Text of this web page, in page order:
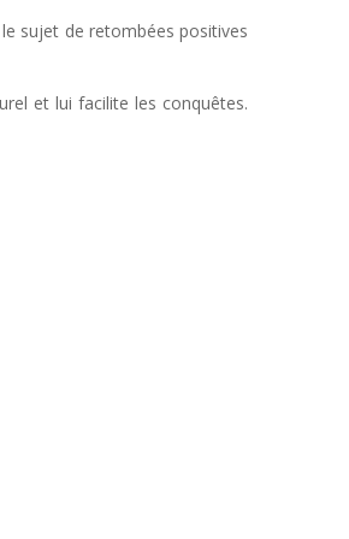
sujet de retombées positives
et lui facilite les conquêtes.